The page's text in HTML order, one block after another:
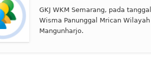
GKJ WKM Semarang, pada
Wisma Panunggal Mrican
Mangunharjo.